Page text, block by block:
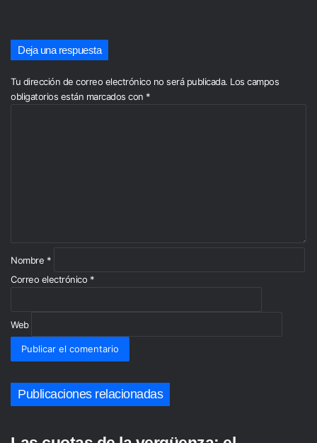
Deja una respuesta
Tu dirección de correo electrónico no será publicada. Los campos
obligatorios están marcados con *
*
Nombre *
Correo electrónico *
Web
Publicaciones relacionadas